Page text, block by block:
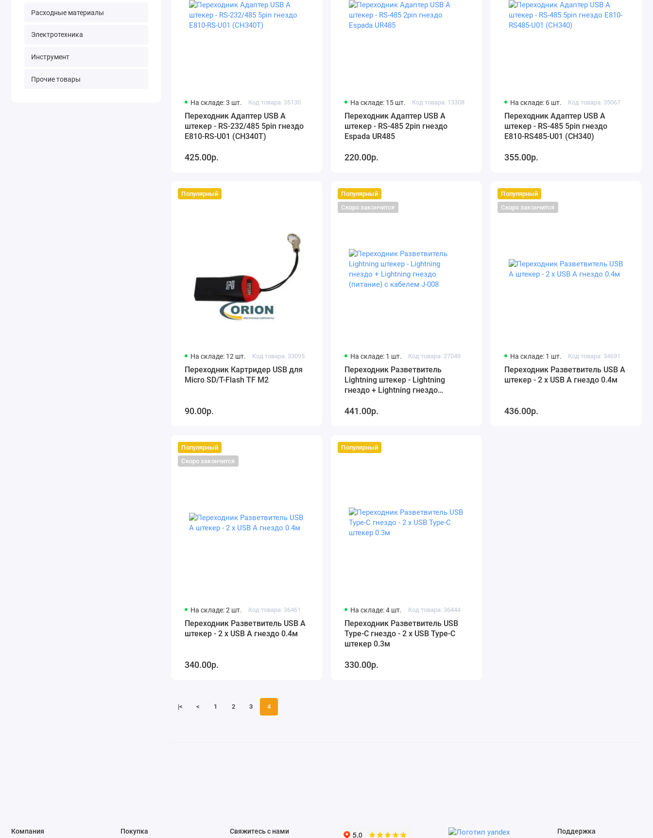
Расходные материалы
Электротехника
Инструмент
Прочие товары
На складе: 3 шт. Код товара: 35130
Переходник Адаптер USB A
штекер - RS-232/485 5pin гнездо
E810-RS-U01 (CH340T)
425.00р.
На складе: 15 шт. Код товара: 13308
Переходник Адаптер USB A
штекер - RS-485 2pin гнездо
Espada UR485
220.00р.
На складе: 6 шт. Код товара: 35067
Переходник Адаптер USB A
штекер - RS-485 5pin гнездо
E810-RS485-U01 (CH340)
355.00р.
Популярный
На складе: 12 шт. Код товара: 33095
Переходник Картридер USB для
Micro SD/T-Flash TF M2
90.00р.
Популярный
Скоро закончится
На складе: 1 шт. Код товара: 27049
Переходник Разветвитель
Lightning штекер - Lightning
гнездо + Lightning гнездо
441.00р.
Популярный
Скоро закончится
На складе: 1 шт. Код товара: 34691
Переходник Разветвитель USB A
штекер - 2 x USB A гнездо 0.4м
436.00р.
Популярный
Скоро закончится
На складе: 2 шт. Код товара: 36461
Переходник Разветвитель USB A
штекер - 2 x USB A гнездо 0.4м
340.00р.
Популярный
На складе: 4 шт. Код товара: 36444
Переходник Разветвитель USB
Type-C гнездо - 2 x USB Type-C
штекер 0.3м
330.00р.
|< < 1 2 3 4
Компания Покупка Свяжитесь с нами Поддержка